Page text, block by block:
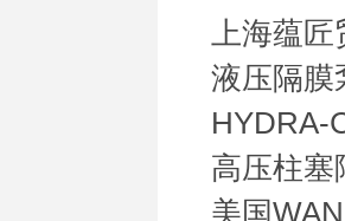
上海蕴
液压隔膜
HYDRA-
高压柱
美国